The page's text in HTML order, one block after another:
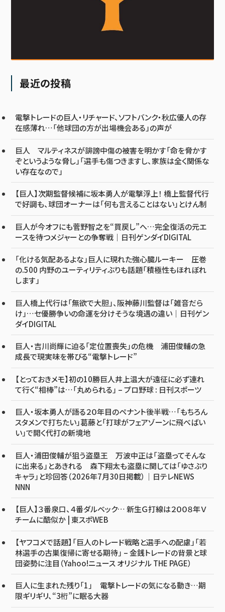
最近の投稿
電撃トレードの巨人・リチャード、ソフトバンク・秋広優人の存
在感薄れ…「他球団の方が出場機会ある」の声が
巨人 マルティネスが誹謗中傷の被害を明かす「命を脅かす
ぞというような脅し」「選手も傷つきますし、家族は全く関係な
い存在なので」
【巨人】次期監督候補に坂本勇人が電撃浮上！ 橋上監督代行
で好調も、球団オーナーは「何も言えることはない」とけん制
巨人が今オフにも菅野智之を“買戻し”へ…完全復活の元エ
ースを待つメジャーとの争奪戦｜日刊ゲンダイDIGITAL
「化ける気配あるよな」巨人に現れた強心臓ルーキー 圧巻
の.500 内野のユーティリティぶりも話題「積極性もほれぼれ
します」
巨人橋上代行は「無欲で大胆」、阪神藤川監督は「雑音だら
け」…セ優勝争いの命運を分けそうな境遇の違い｜日刊ゲン
ダイDIGITAL
巨人・吉川尚輝に迫る「定位置喪失」の危機 浦田俊輔の急
成長で現実味を帯びる“電撃トレード”
【とっておきメモ】初の10勝巨人井上温大が遠征に必ず連れ
て行く“相棒”は…「丸められる」 – プロ野球 : 日刊スポーツ
巨人・坂本勇人が語る２０年目のペナント後半戦…「もちろん
スタメンで打ちたい」葛藤と「打球がフェアゾーンに飛べばい
い」で開く代打の新境地
巨人・浦田俊輔が狙う盗塁王 万波中正は「盗塁ってそんな
に出来る」とあきれる 森下翔太も盗塁に関しては「ゆさぶり
キャラ」と珍回答（2026年7月30日掲載）｜日テレNEWS
NNN
【巨人】３番泉口、４番ダルベック… 新生Ｇ打線は２００８年Ｖ
チームに酷似か | 東スポWEB
【ヤフコメで話題】「巨人のトレード戦略と選手への配慮」「若
林選手の古巣復帰に寄せる期待」 – 金銭トレードの背景と球
団姿勢に注目（Yahoo!ニュース オリジナル THE PAGE）
巨人に生まれた残り「1」 電撃トレードの気になる動き…期
限ギリギリ、“3桁”に眠る大器